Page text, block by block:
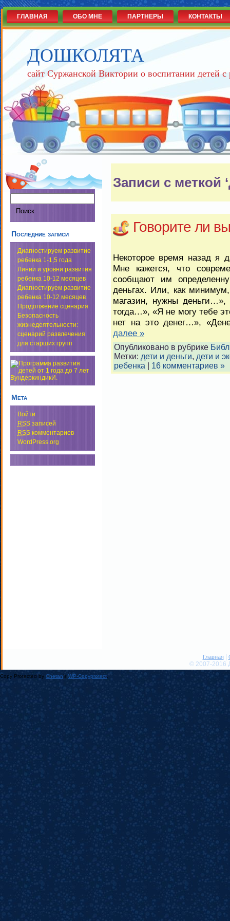
ДОШКОЛЯТА
сайт Суржанской Виктории о воспитании детей
ГЛАВНАЯ ОБО МНЕ ПАРТНЕРЫ КОНТАКТЫ
Последние записи
Диагностируем развитие
ребенка 1-1,5 года
Линии и уровни развития
ребенка 10-12 месяцев
Диагностируем развитие
ребенка 10-12 месяцев
Продолжение сценария
Безопасность
жизнедеятельности:
сценарий развлечения
для старших групп
Мета
Войти
RSS записей
RSS комментариев
WordPress.org
Записи с меткой
Говорите ли
Некоторое время назад я
Мне кажется, что
сообщают им
деньгах. Или, как
магазин, нужны
тогда…», «Я не могу тебе
нет на это денег…»,
далее »
Опубликовано в рубрике
Метки: дети и деньги, дети и
ребенка
16 комментариев »
Главная|
© 2007-2016
Copy Protected by Chetan's WP-Copyprotect